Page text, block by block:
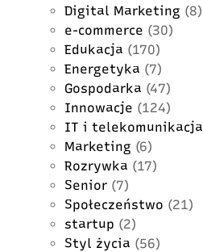
Digital Marketing (8)
e-commerce (30)
Edukacja (170)
Energetyka (7)
Gospodarka (47)
Innowacje (124)
IT i telekomunikacja
Marketing (6)
Rozrywka (17)
Senior (7)
Społeczeństwo (21)
startup (2)
Styl życia (56)